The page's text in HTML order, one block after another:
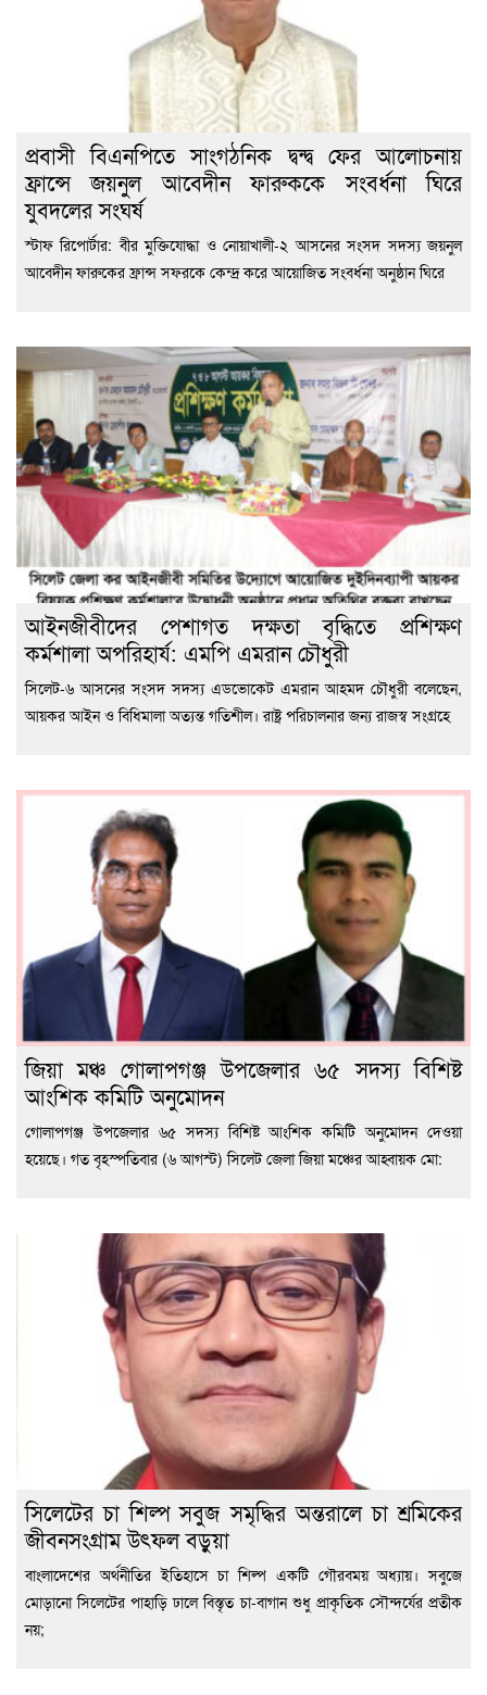
প্রবাসী বিএনপিতে সাংগঠনিক দ্বন্দ্ব ফের আলোচনায়
ফ্রান্সে জয়নুল আবেদীন ফারুককে সংবর্ধনা ঘিরে
যুবদলের সংঘর্ষ
স্টাফ রিপোর্টার: বীর মুক্তিযোদ্ধা ও নোয়াখালী-২ আসনের সংসদ সদস্য জয়নুল
আবেদীন ফারুকের ফ্রান্স সফরকে কেন্দ্র করে আয়োজিত সংবর্ধনা অনুষ্ঠান ঘিরে
আইনজীবীদের পেশাগত দক্ষতা বৃদ্ধিতে প্রশিক্ষণ
কর্মশালা অপরিহার্য: এমপি এমরান চৌধুরী
‎সিলেট-৬ আসনের সংসদ সদস্য এডভোকেট এমরান আহমদ চৌধুরী বলেছেন,
আয়কর আইন ও বিধিমালা অত্যন্ত গতিশীল। রাষ্ট্র পরিচালনার জন্য রাজস্ব সংগ্রহে
জিয়া মঞ্চ গোলাপগঞ্জ উপজেলার ৬৫ সদস্য বিশিষ্ট
আংশিক কমিটি অনুমোদন
গোলাপগঞ্জ উপজেলার ৬৫ সদস্য বিশিষ্ট আংশিক কমিটি অনুমোদন দেওয়া
হয়েছে। গত বৃহস্পতিবার (৬ আগস্ট) সিলেট জেলা জিয়া মঞ্চের আহ্বায়ক মো:
সিলেটের চা শিল্প সবুজ সমৃদ্ধির অন্তরালে চা শ্রমিকের
জীবনসংগ্রাম উৎফল বড়ুয়া
বাংলাদেশের অর্থনীতির ইতিহাসে চা শিল্প একটি গৌরবময় অধ্যায়। সবুজে
মোড়ানো সিলেটের পাহাড়ি ঢালে বিস্তৃত চা-বাগান শুধু প্রাকৃতিক সৌন্দর্যের প্রতীক
নয়;